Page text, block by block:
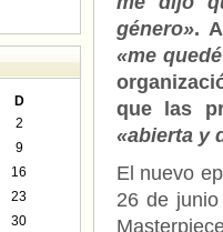
género».
«me
que las
«abierta y
El nuevo
26 de
D
2
9
16
23
30